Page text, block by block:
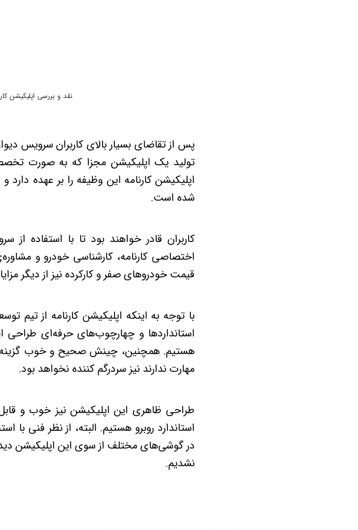
نقد و بررسی اپلیکیشن
پس از تقاضای بسیار بالای کاربران سرویس
تولید یک اپلیکیشن مجزا که به صورت
اپلیکیشن کارنامه این وظیفه را بر عهده
شده است.
کاربران قادر خواهند بود تا با استفاده
اختصاصی کارنامه، کارشناسی خودرو و
قیمت خودروهای صفر و کارکرده نیز از دیگر
با توجه به اینکه اپلیکیشن کارنامه از تیم
استانداردها و چهارچوب‌های حرفه‌ای طراحی
هستیم. همچنین، چینش صحیح و خوب
مهارت ندارند نیز سردرگم کننده نخواهد بود.
طراحی ظاهری این اپلیکیشن نیز خوب و
استاندارد روبرو هستیم. البته، از نظر فنی
در گوشی‌های مختلف از سوی این اپلیکیشن
نشدیم.